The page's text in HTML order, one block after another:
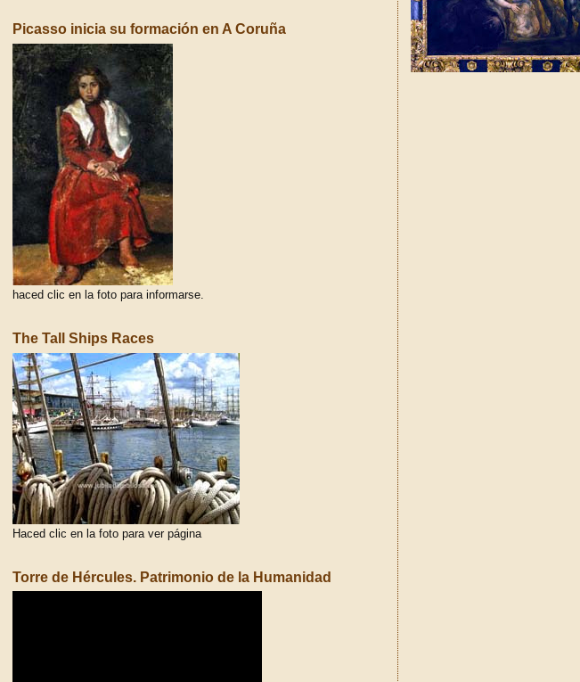
Picasso inicia su formación en A Coruña
haced clic en la foto para informarse.
The Tall Ships Races
Haced clic en la foto para ver página
Torre de Hércules. Patrimonio de la Humanidad